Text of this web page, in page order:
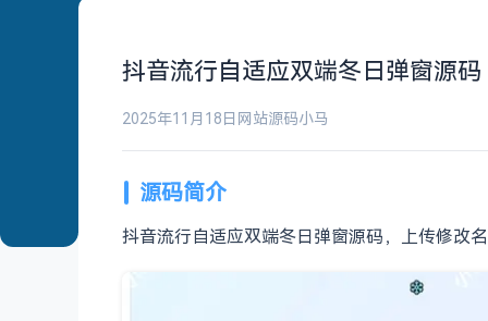
抖音流行自适应双端冬日弹窗源码
2025年11月18日 网站源码小马
源码简介
抖音流行自适应双端冬日弹窗源码，上传修改